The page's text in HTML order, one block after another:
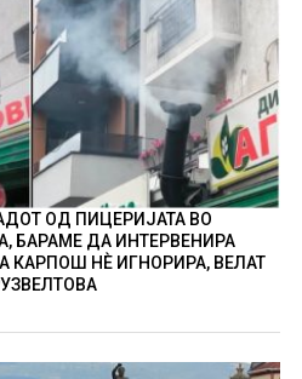
ОД ПИЦЕРИЈАТА ВО
БАРАМЕ ДА ИНТЕРВЕНИРА
КАРПОШ НÈ ИГНОРИРА, ВЕЛАТ